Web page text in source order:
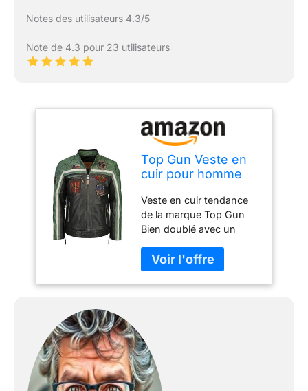
Notes des utilisateurs 4.3/5
Note de 4.3 pour 23 utilisateurs
Top Gun Veste en
cuir pour homme
Noir/vert/crème,
XXL
Veste en cuir tendance
de la marque Top Gun
Bien doublé avec un
Mit schönen Top Gun
Stickereien Avec ceinture
en tricot élastique Avec